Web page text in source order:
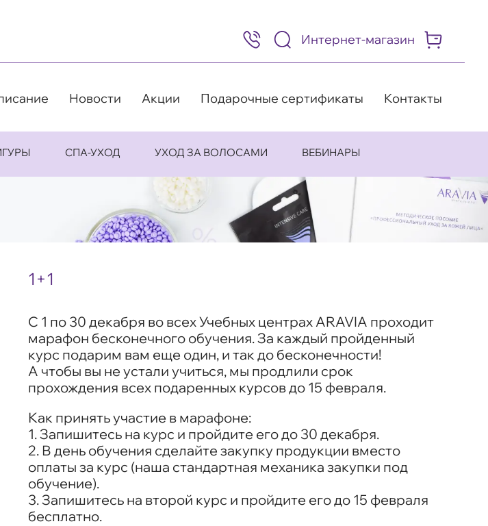
8
(495)
505-
98
Интернет-магазин
Новости Акции Подарочные сертификаты Контакты
СПА-УХОД УХОД ЗА ВОЛОСАМИ ВЕБИНАРЫ
1+1
С 1 по 30 декабря во всех Учебных центрах ARAVIA проходит
марафон бесконечного обучения. За каждый пройденный
курс подарим вам еще один, и так до бесконечности!
А чтобы вы не устали учиться, мы продлили срок
прохождения всех подаренных курсов до 15 февраля.
Как принять участие в марафоне:
1. Запишитесь на курс и пройдите его до 30 декабря.
2. В день обучения сделайте закупку продукции вместо
оплаты за курс (наша стандартная механика закупки под
обучение).
3. Запишитесь на второй курс и пройдите его до 15 февраля
бесплатно.